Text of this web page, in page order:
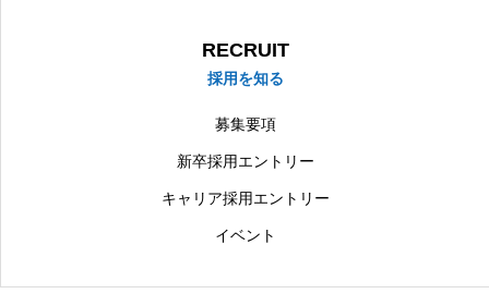
RECRUIT
採用を知る
募集要項
新卒採用エントリー
キャリア採用エントリー
イベント